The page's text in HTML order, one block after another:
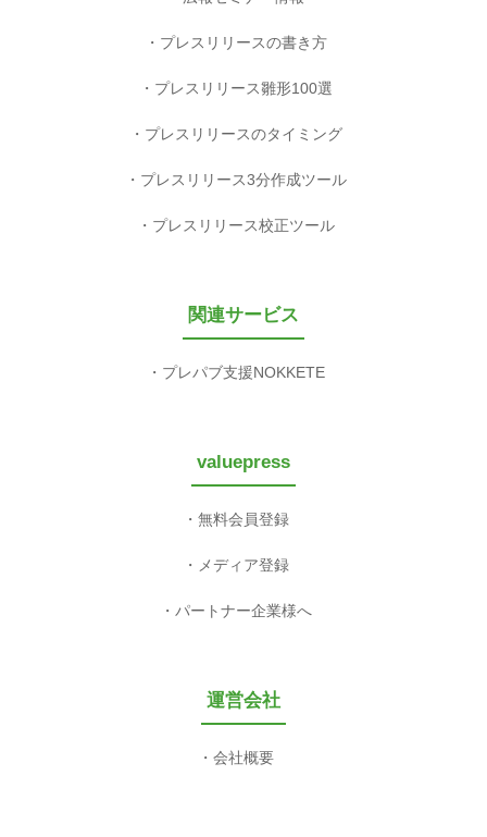
プレスリリースの書き方
プレスリリース雛形100選
プレスリリースのタイミング
プレスリリース3分作成ツール
プレスリリース校正ツール
関連サービス
プレパブ支援NOKKETE
valuepress
無料会員登録
メディア登録
パートナー企業様へ
運営会社
会社概要